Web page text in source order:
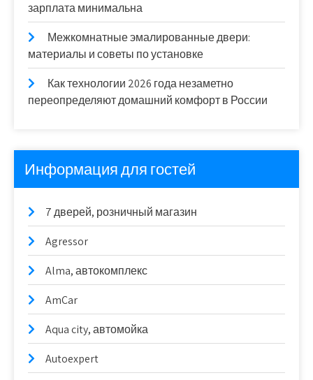
зарплата минимальна
Межкомнатные эмалированные двери:
материалы и советы по установке
Как технологии 2026 года незаметно
переопределяют домашний комфорт в России
Информация для гостей
7 дверей, розничный магазин
Agressor
Alma, автокомплекс
AmCar
Aqua city, автомойка
Autoexpert